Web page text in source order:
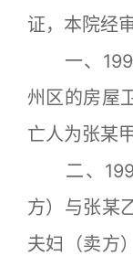
证，本院经
一、1996
州区的房屋
亡人为张某甲
二、
方）与张某
夫妇（卖方